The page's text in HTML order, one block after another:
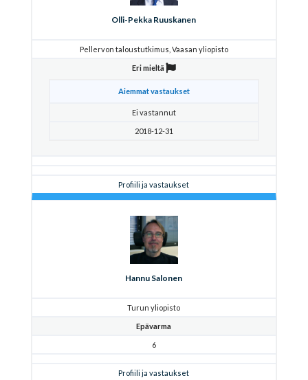
Olli-Pekka Ruuskanen
Pellervon taloustutkimus, Vaasan yliopisto
Eri mieltä
Aiemmat vastaukset
Ei vastannut
2018-12-31
Profiili ja vastaukset
Hannu Salonen
Turun yliopisto
Epävarma
6
Profiili ja vastaukset